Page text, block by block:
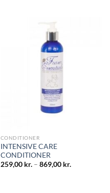
CONDITIONER
INTENSIVE CARE
CONDITIONER
259,00 kr.– 869,00 kr.